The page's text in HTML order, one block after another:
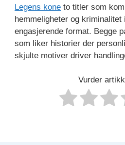
Legens kone to titler som
hemmeligheter og
engasjerende format. Begge
som liker historier der
skjulte motiver driver
Vurder